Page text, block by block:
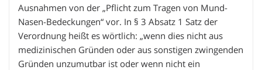
Ausnahmen von der „Pflicht zum Tragen von Mund-
Nasen-Bedeckungen“ vor. In § 3 Absatz 1 Satz der
Verordnung heißt es wörtlich: „wenn dies nicht aus
medizinischen Gründen oder aus sonstigen zwingenden
Gründen unzumutbar ist oder wenn nicht ein